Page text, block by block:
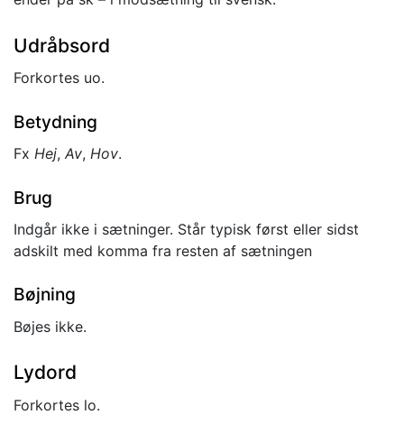
Udråbsord
Forkortes uo.
Betydning
Fx Hej, Av, Hov.
Brug
Indgår ikke i sætninger. Står typisk først eller sidst
adskilt med komma fra resten af sætningen
Bøjning
Bøjes ikke.
Lydord
Forkortes lo.